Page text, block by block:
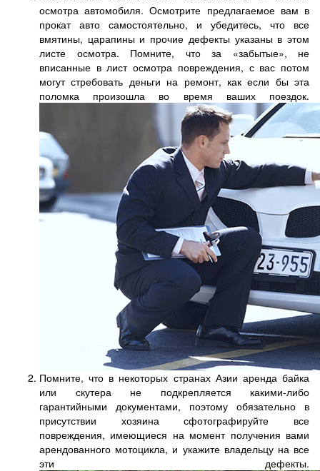
осмотра автомобиля. Осмотрите предлагаемое вам в
прокат авто самостоятельно, и убедитесь, что все
вмятины, царапины и прочие дефекты указаны в этом
листе осмотра. Помните, что за «забытые», не
вписанные в лист осмотра повреждения, с вас потом
могут стребовать деньги на ремонт, как если бы эта
поломка произошла во время ваших поездок.
Помните, что в некоторых странах Азии аренда байка
или скутера не подкрепляется какими-либо
гарантийными документами, поэтому обязательно в
присутствии хозяина сфотографируйте все
повреждения, имеющиеся на момент получения вами
арендованного мотоцикла, и укажите владельцу на все
эти дефекты.